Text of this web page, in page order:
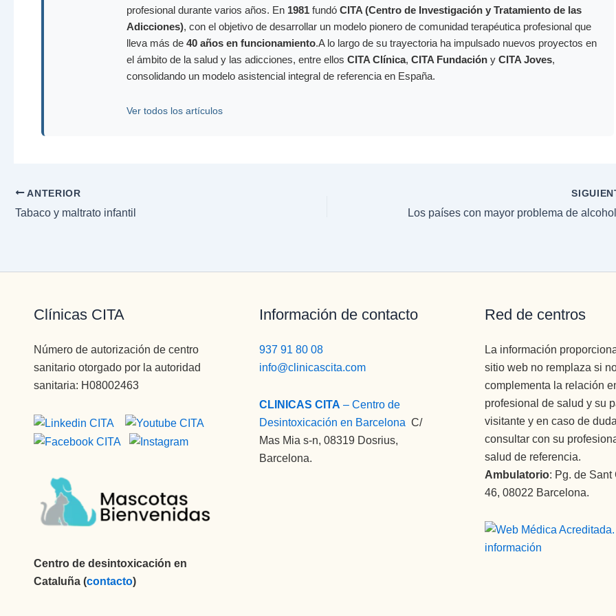
profesional durante varios años. En 1981 fundó CITA (Centro de Investigación y Tratamiento de las
Adicciones), con el objetivo de desarrollar un modelo pionero de comunidad terapéutica profesional que
lleva más de 40 años en funcionamiento.A lo largo de su trayectoria ha impulsado nuevos proyectos en
el ámbito de la salud y las adicciones, entre ellos CITA Clínica, CITA Fundación y CITA Joves,
consolidando un modelo asistencial integral de referencia en España.
Ver todos los artículos
ANTERIOR
Tabaco y maltrato infantil Los países con mayor problema de
Clínicas CITA
Número de autorización de centro
sanitario otorgado por la autoridad
sanitaria: H08002463
Centro de desintoxicación en
Cataluña (contacto)
Información de contacto
937 91 80 08
info@clinicascita.com
CLINICAS CITA – Centro de
Desintoxicación en Barcelona C/
Mas Mia s-n, 08319 Dosrius,
Barcelona.
Red de centros
La información
sitio web no remplaza si
complementa la relación
profesional de salud y su
visitante y en caso de
consultar con su
salud de referencia.
Ambulatorio: Pg. de Sant
46, 08022 Barcelona.